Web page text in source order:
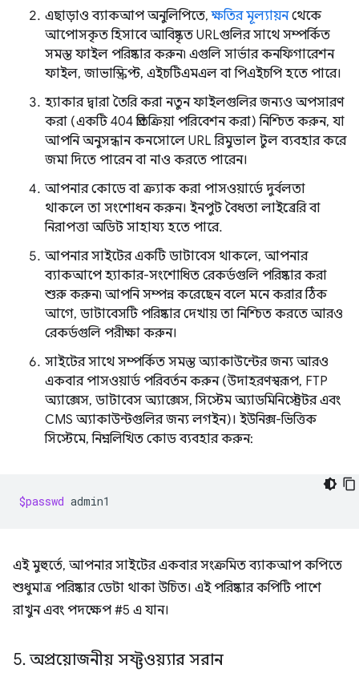
এছাড়াও ব্যাকআপ অনুলিপিতে,ক্ষতির মূল্যায়নথেকে
আপোসকৃত হিসাবে আবিষ্কৃত URLগুলির সাথে সম্পর্কিত
সমস্ত ফাইল পরিষ্কার করুন৷ এগুলি সার্ভার কনফিগারেশন
ফাইল, জাভাস্ক্রিপ্ট, এইচটিএমএল বা পিএইচপি হতে পারে।
হ্যাকার দ্বারা তৈরি করা নতুন ফাইলগুলির জন্যও অপসারণ
করা (একটি 404 প্রতিক্রিয়া পরিবেশন করা) নিশ্চিত করুন, যা
আপনি অনুসন্ধান কনসোলে URL রিমুভাল টুল ব্যবহার করে
জমা দিতে পারেন বা নাও করতে পারেন।
আপনার কোডে বা ক্র্যাক করা পাসওয়ার্ডে দুর্বলতা
থাকলে তা সংশোধন করুন। ইনপুট বৈধতা লাইব্রেরি বা
নিরাপত্তা অডিট সাহায্য হতে পারে.
আপনার সাইটের একটি ডাটাবেস থাকলে, আপনার
ব্যাকআপে হ্যাকার-সংশোধিত রেকর্ডগুলি পরিষ্কার করা
শুরু করুন৷ আপনি সম্পন্ন করেছেন বলে মনে করার ঠিক
আগে, ডাটাবেসটি পরিষ্কার দেখায় তা নিশ্চিত করতে আরও
রেকর্ডগুলি পরীক্ষা করুন।
সাইটের সাথে সম্পর্কিত সমস্ত অ্যাকাউন্টের জন্য আরও
একবার পাসওয়ার্ড পরিবর্তন করুন (উদাহরণস্বরূপ, FTP
অ্যাক্সেস, ডাটাবেস অ্যাক্সেস, সিস্টেম অ্যাডমিনিস্ট্রেটর এবং
CMS অ্যাকাউন্টগুলির জন্য লগইন)। ইউনিক্স-ভিত্তিক
সিস্টেমে, নিম্নলিখিত কোড ব্যবহার করুন:
$passwd
এই মুহুর্তে, আপনার সাইটের একবার সংক্রমিত ব্যাকআপ কপিতে
শুধুমাত্র পরিষ্কার ডেটা থাকা উচিত। এই পরিষ্কার কপিটি পাশে
রাখুন এবং পদক্ষেপ #5 এ যান।
5.অপ্রয়োজনীয় সফ্টওয়্যার সরান